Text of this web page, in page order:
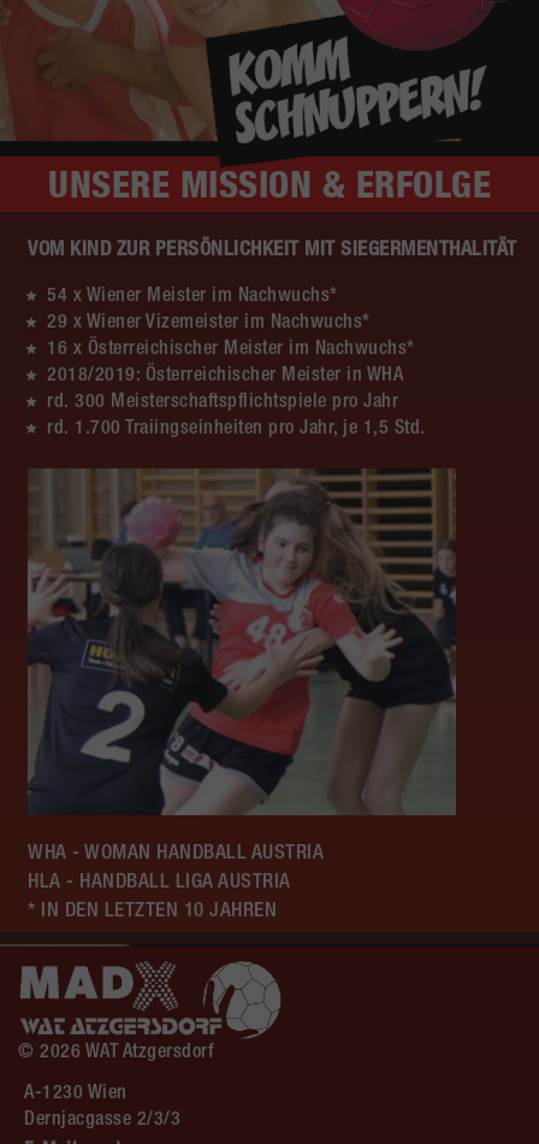
UNSERE MISSION & ERFOLGE
VOM KIND ZUR PERSÖNLICHKEIT MIT SIEGERMENTHALITÄT
54 x Wiener Meister im Nachwuchs*
29 x Wiener Vizemeister im Nachwuchs*
16 x Österreichischer Meister im Nachwuchs*
2018/2019: Österreichischer Meister in WHA
rd. 300 Meisterschaftspflichtspiele pro Jahr
rd. 1.700 Traiingseinheiten pro Jahr, je 1,5 Std.
WHA - WOMAN HANDBALL AUSTRIA
HLA - HANDBALL LIGA AUSTRIA
* IN DEN LETZTEN 10 JAHREN
© 2026 WAT Atzgersdorf
A-1230 Wien
Dernjacgasse 2/3/3